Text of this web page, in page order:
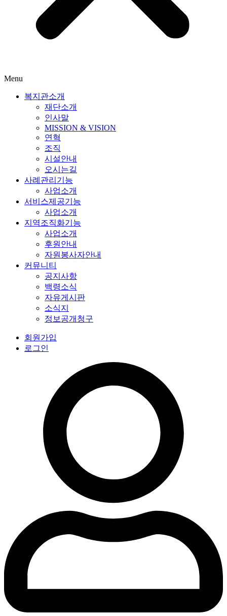
Menu
복지관소개
재단소개
인사말
MISSION & VISION
연혁
조직
시설안내
오시는길
사례관리기능
사업소개
서비스제공기능
사업소개
지역조직화기능
사업소개
후원안내
자원봉사자안내
커뮤니티
공지사항
백령소식
자유게시판
소식지
정보공개청구
회원가입
로그인